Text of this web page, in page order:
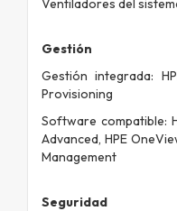
Ventiladores del
Gestión
Gestión integrada:
Provisioning
Software compatible:
Advanced, HPE
Management
Seguridad